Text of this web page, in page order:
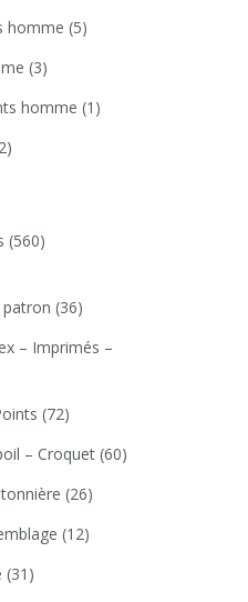
homme (5)
(3)
homme (1)
(560)
(36)
– Imprimés –
(72)
– Croquet (60)
(26)
(12)
(31)